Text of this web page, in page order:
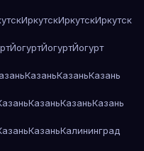
ИркутскИркутскИркутск
ЙогуртЙогуртЙогурт
КазаньКазаньКазань
КазаньКазаньКазань
КазаньКалининград